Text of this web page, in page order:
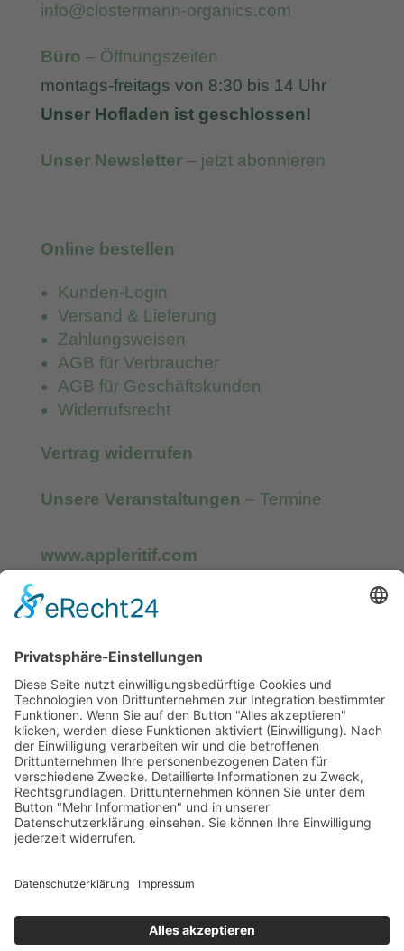
info@clostermann-organics.com
Büro – Öffnungszeiten
montags-freitags von 8:30 bis 14 Uhr
Unser Hofladen ist geschlossen!
Unser Newsletter– jetzt abonnieren
Online bestellen
Kunden-Login
Versand & Lieferung
Zahlungsweisen
AGB für Verbraucher
AGB für Geschäftskunden
Widerrufsrecht
Vertrag widerrufen
Unsere Veranstaltungen – Termine
www.appleritif.com